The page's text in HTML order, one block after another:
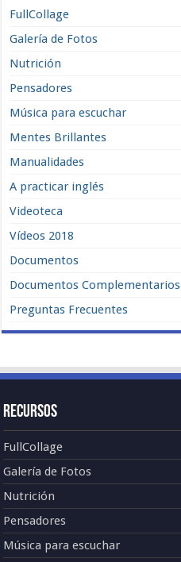
FullCollage
Galería de Fotos
Nutrición
Pensadores
Música para escuchar
Mentes Brillantes
Manualidades
A practicar inglés
Videoteca
Vídeos 2018
Documentos
Documentos Complementarios
Preguntas Frecuentes
Recursos
FullCollage
Galería de Fotos
Nutrición
Pensadores
Música para escuchar